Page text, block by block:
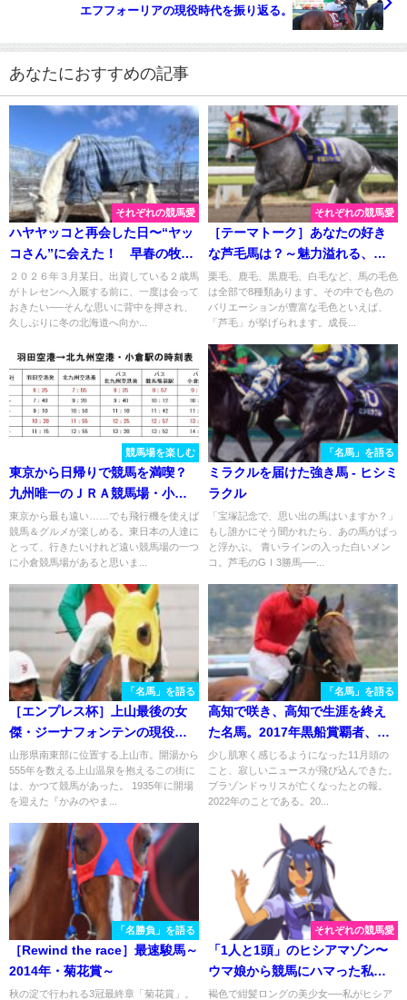
エフフォーリアの現役時代を振り返る。
あなたにおすすめの記事
それぞれの競馬愛
ハヤヤッコと再会した日〜“ヤッ
コさん”に会えた！ 早春の牧場
見学記〜
２０２６年３月某日。出資している２歳馬
がトレセンへ入厩する前に、一度は会って
おきたい──そんな思いに背中を押され、
久しぶりに冬の北海道へ向か...
それぞれの競馬愛
［テーマトーク］あなたの好き
な芦毛馬は？～魅力溢れる、個
性的な芦毛馬たち～
栗毛、鹿毛、黒鹿毛、白毛など、馬の毛色
は全部で8種類あります。その中でも色の
バリエーションが豊富な毛色といえば、
「芦毛」が挙げられます。成長...
競馬場を楽しむ
東京から日帰りで競馬を満喫？
九州唯一のＪＲＡ競馬場・小倉
競馬場〔前編〕
東京から最も遠い……でも飛行機を使えば
競馬＆グルメが楽しめる。東日本の人達に
とって、行きたいけれど遠い競馬場の一つ
に小倉競馬場があると思いま...
「名馬」を語る
ミラクルを届けた強き馬 - ヒシミ
ラクル
「宝塚記念で、思い出の馬はいますか？」
もし誰かにそう聞かれたら、あの馬がぱっ
と浮かぶ。 青いラインの入った白いメン
コ。芦毛のGⅠ3勝馬──...
「名馬」を語る
［エンプレス杯］上山最後の女
傑・ジーナフォンテンの現役生
活を振り返る。
山形県南東部に位置する上山市。開湯から
555年を数える上山温泉を抱えるこの街に
は、かつて競馬があった。 1935年に開場
を迎えた『かみのやま...
「名馬」を語る
高知で咲き、高知で生涯を終え
た名馬。2017年黒船賞覇者、ブ
ラゾンドゥリス
少し肌寒く感じるようになった11月頭の
こと、寂しいニュースが飛び込んできた。
ブラゾンドゥリスが亡くなったとの報。
2022年のことである。20...
「名勝負」を語る
［Rewind the race］最速駿馬～
2014年・菊花賞～
秋の淀で行われる3冠最終章「菊花賞」。
それぞれの競馬愛
「1人と1頭」のヒシアマゾン〜
ウマ娘から競馬にハマった私
と、彼女の訃報〜
褐色で紺髪ロングの美少女──私がヒシア